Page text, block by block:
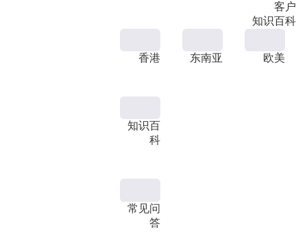
客户
知识百科
香港 东南亚 欧美
知识百
科
常见问
答